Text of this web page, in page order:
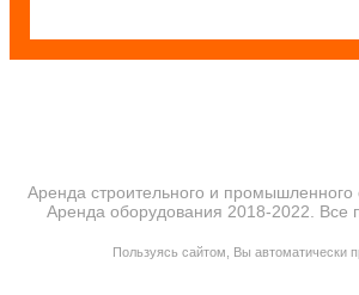
Аренда строительного и
Аренда оборудования 2018-2022.
Пользуясь сайтом, Вы автоматически